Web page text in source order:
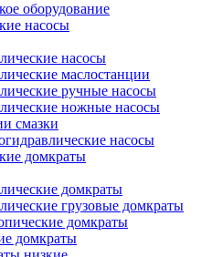
оборудование
насосы
насосы
маслостанции
ручные насосы
ножные насосы
смазки
насосы
домкраты
домкраты
грузовые домкраты
домкраты
домкраты